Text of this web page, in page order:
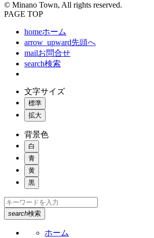
© Minano Town, All rights reserved.
PAGE TOP
homeホーム
arrow_upward先頭へ
mailお問合せ
search検索
文字サイズ
標準
拡大
背景色
白
青
黄
黒
search検索
ホーム